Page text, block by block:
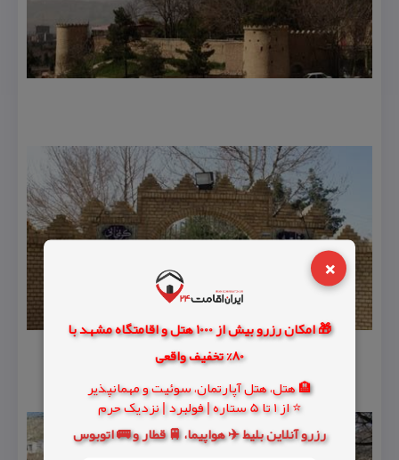
×
🎁 امکان رزرو بیش از 1000 هتل و اقامتگاه مشهد با
80% تخفیف واقعی
🏨 هتل، هتل آپارتمان، سوئیت و مهمانپذیر
⭐ از 1 تا 5 ستاره | فولبرد | نزدیک حرم
رزرو آنلاین بلیط ✈️ هواپیما، 🚆 قطار و 🚌 اتوبوس